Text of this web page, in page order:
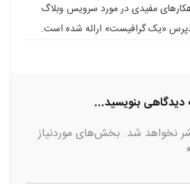
مفیدی در مورد سرویس وبلاگ
«یک گرافیست» ارائه شده است.
دیدگاهی بنویسید...
نخواهد شد. بخش‌های موردنیاز